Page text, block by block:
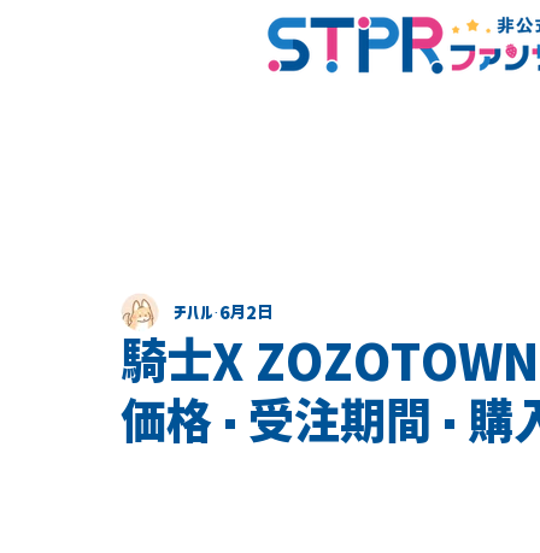
騎士X ZOZOTOWN
価格・受注期間・購
チハル 6月2日